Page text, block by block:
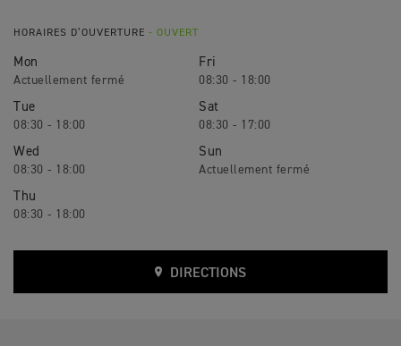
HORAIRES D’OUVERTURE - OUVERT
Mon
Tue
08:30 - 18:00
Wed
08:30 - 18:00
Thu
08:30 - 18:00
Fri
08:30 - 18:00
Sat
08:30 - 17:00
Sun
DIRECTIONS